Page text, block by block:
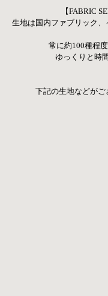
【FABRIC
生地は国内ファブリック
常に約100種程
ゆっくりと時
下記の生地などが